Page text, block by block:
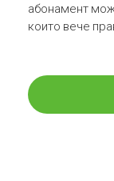
абонамент
които вече